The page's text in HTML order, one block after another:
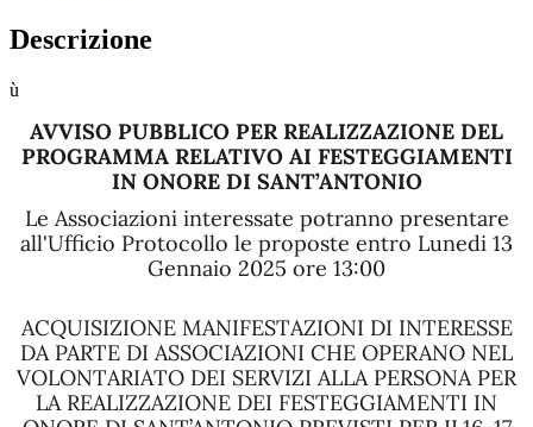
Descrizione
ù
AVVISO PUBBLICO PER REALIZZAZIONE DEL
PROGRAMMA RELATIVO AI FESTEGGIAMENTI
IN ONORE DI SANT’ANTONIO
Le Associazioni interessate potranno presentare
all'Ufficio Protocollo le proposte entro Lunedi 13
Gennaio 2025 ore 13:00
ACQUISIZIONE MANIFESTAZIONI DI INTERESSE
DA PARTE DI ASSOCIAZIONI CHE OPERANO NEL
VOLONTARIATO DEI SERVIZI ALLA PERSONA PER
LA REALIZZAZIONE DEI FESTEGGIAMENTI IN